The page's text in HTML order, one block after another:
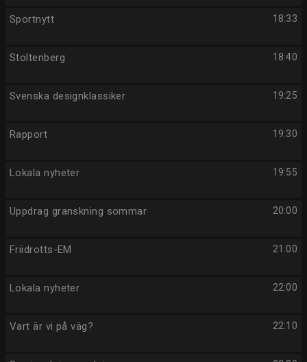
18:33
Sportnytt
18:40
Stoltenberg
19:25
Svenska designklassiker
19:30
Rapport
19:55
Lokala nyheter
20:00
Uppdrag granskning sommar
21:00
Friidrotts-EM
22:00
Lokala nyheter
22:10
Vart är vi på väg?